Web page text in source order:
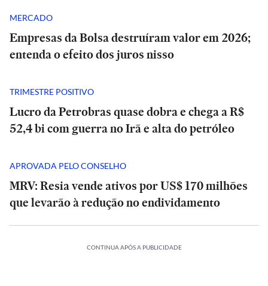
MERCADO
Empresas da Bolsa destruíram valor em 2026;
entenda o efeito dos juros nisso
TRIMESTRE POSITIVO
Lucro da Petrobras quase dobra e chega a R$
52,4 bi com guerra no Irã e alta do petróleo
APROVADA PELO CONSELHO
MRV: Resia vende ativos por US$ 170 milhões
que levarão à redução no endividamento
CONTINUA APÓS A PUBLICIDADE